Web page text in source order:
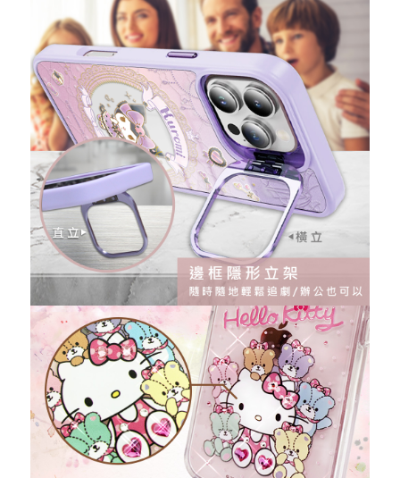
重取驗證碼
記住帳號